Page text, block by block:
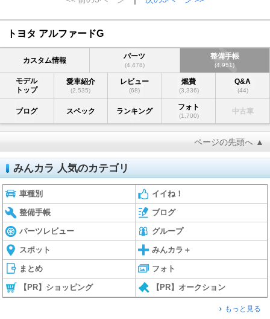
トヨタ アルファードG
カスタム情報 パーツ
(4,478)
整備手帳
(4,951)
モデル
トップ
愛車紹介
(2,535)
レビュー
(68)
燃費
(3,336)
Q&A
(44)
ブログ スペック ランキング フォト
(1,700)
中古車
ページの先頭へ ▲
みんカラ 人気のカテゴリ
車種別 イイね！
整備手帳 ブログ
パーツレビュー グループ
スポット みんカラ＋
まとめ フォト
【PR】ショッピング 【PR】オークション
もっと見る